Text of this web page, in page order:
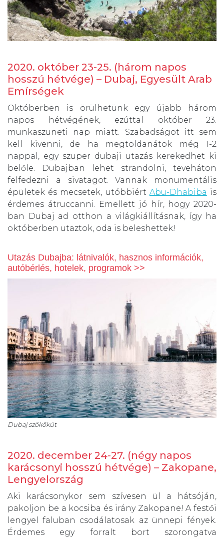
2020. október 23-25. (három napos
hosszú hétvége) – Dubaj, Egyesült Arab
Emírségek
Októberben is örülhetünk egy újabb három
napos hétvégének, ezúttal október 23.
munkaszüneti nap miatt. Szabadságot itt sem
kell kivenni, de ha megtoldanátok még 1-2
nappal, egy szuper dubaji utazás kerekedhet ki
belőle. Dubajban lehet strandolni, teveháton
felfedezni a sivatagot. Vannak monumentális
épületek és mecsetek, utóbbiért Abu-Dhabiba is
érdemes átruccanni. Emellett jó hír, hogy 2020-
ban Dubaj ad otthon a világkiállításnak, így ha
októberben utaztok, oda is beleshettek!
Utazás Dubajba: látnivalók, hasznos információk,
autóbérlés, hotelek, programok >>
Dubaj szökőkút
2020. december 24-27. (négy napos
karácsonyi hosszú hétvége) – Zakopane,
Lengyelország
Aki karácsonykor sem szívesen ül a hátsóján,
pakoljon be a kocsiba és irány Zakopane! A festői
lengyel faluban csodálatosak az ünnepi fények.
Érdemes egy forralt bort szorongatva